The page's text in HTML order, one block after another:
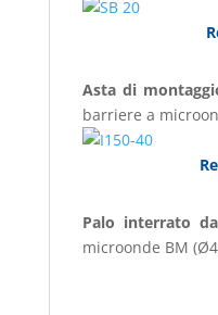
Asta di
barriere a
Palo interrato
microonde BM